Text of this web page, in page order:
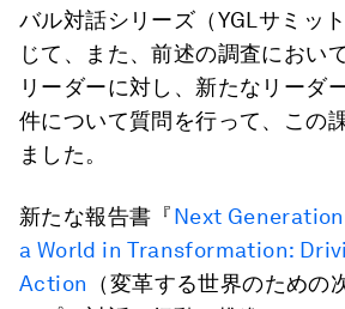
バル対話シリーズ（YGLサミッ
じて、また、前述の調査におい
リーダーに対し、新たなリーダ
件について質問を行って、この
ました。
新たな報告書『Next
a World in Transformation:
Action
（変革する世界のための